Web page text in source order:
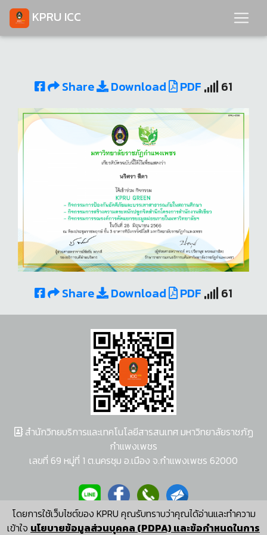
KPRU ICC
Share Download PDF 61
Share Download PDF 61
โดยการใช้เว็บไซต์ของ KPRU คุณรับทราบว่าคุณได้อ่านและทำความ
เข้าใจ นโยบายข้อมูลส่วนบุคคล (PDPA) และข้อกำหนดในการ
สำนักวิทยบริการและเทคโนโลยีสารสนเทศ มหาวิทยาลัยราชภัฏ
กำแพงเพชร
เลขที่ 69 หมู่ที่ 1 ต.นครชุม อ.เมือง จ.กำแพงเพชร 62000
ผู้พัฒนาระบบ อนุชา พวงผกา